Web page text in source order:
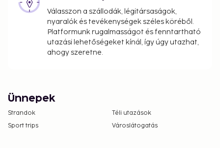
Válasszon a szállodák, légitársaságok,
nyaralók és tevékenységek széles köréből.
Platformunk rugalmasságot és fenntartható
utazási lehetőségeket kínál, így úgy utazhat,
ahogy szeretne.
Ünnepek
Strandok
Téli utazások
Sport trips
Városlátogatás